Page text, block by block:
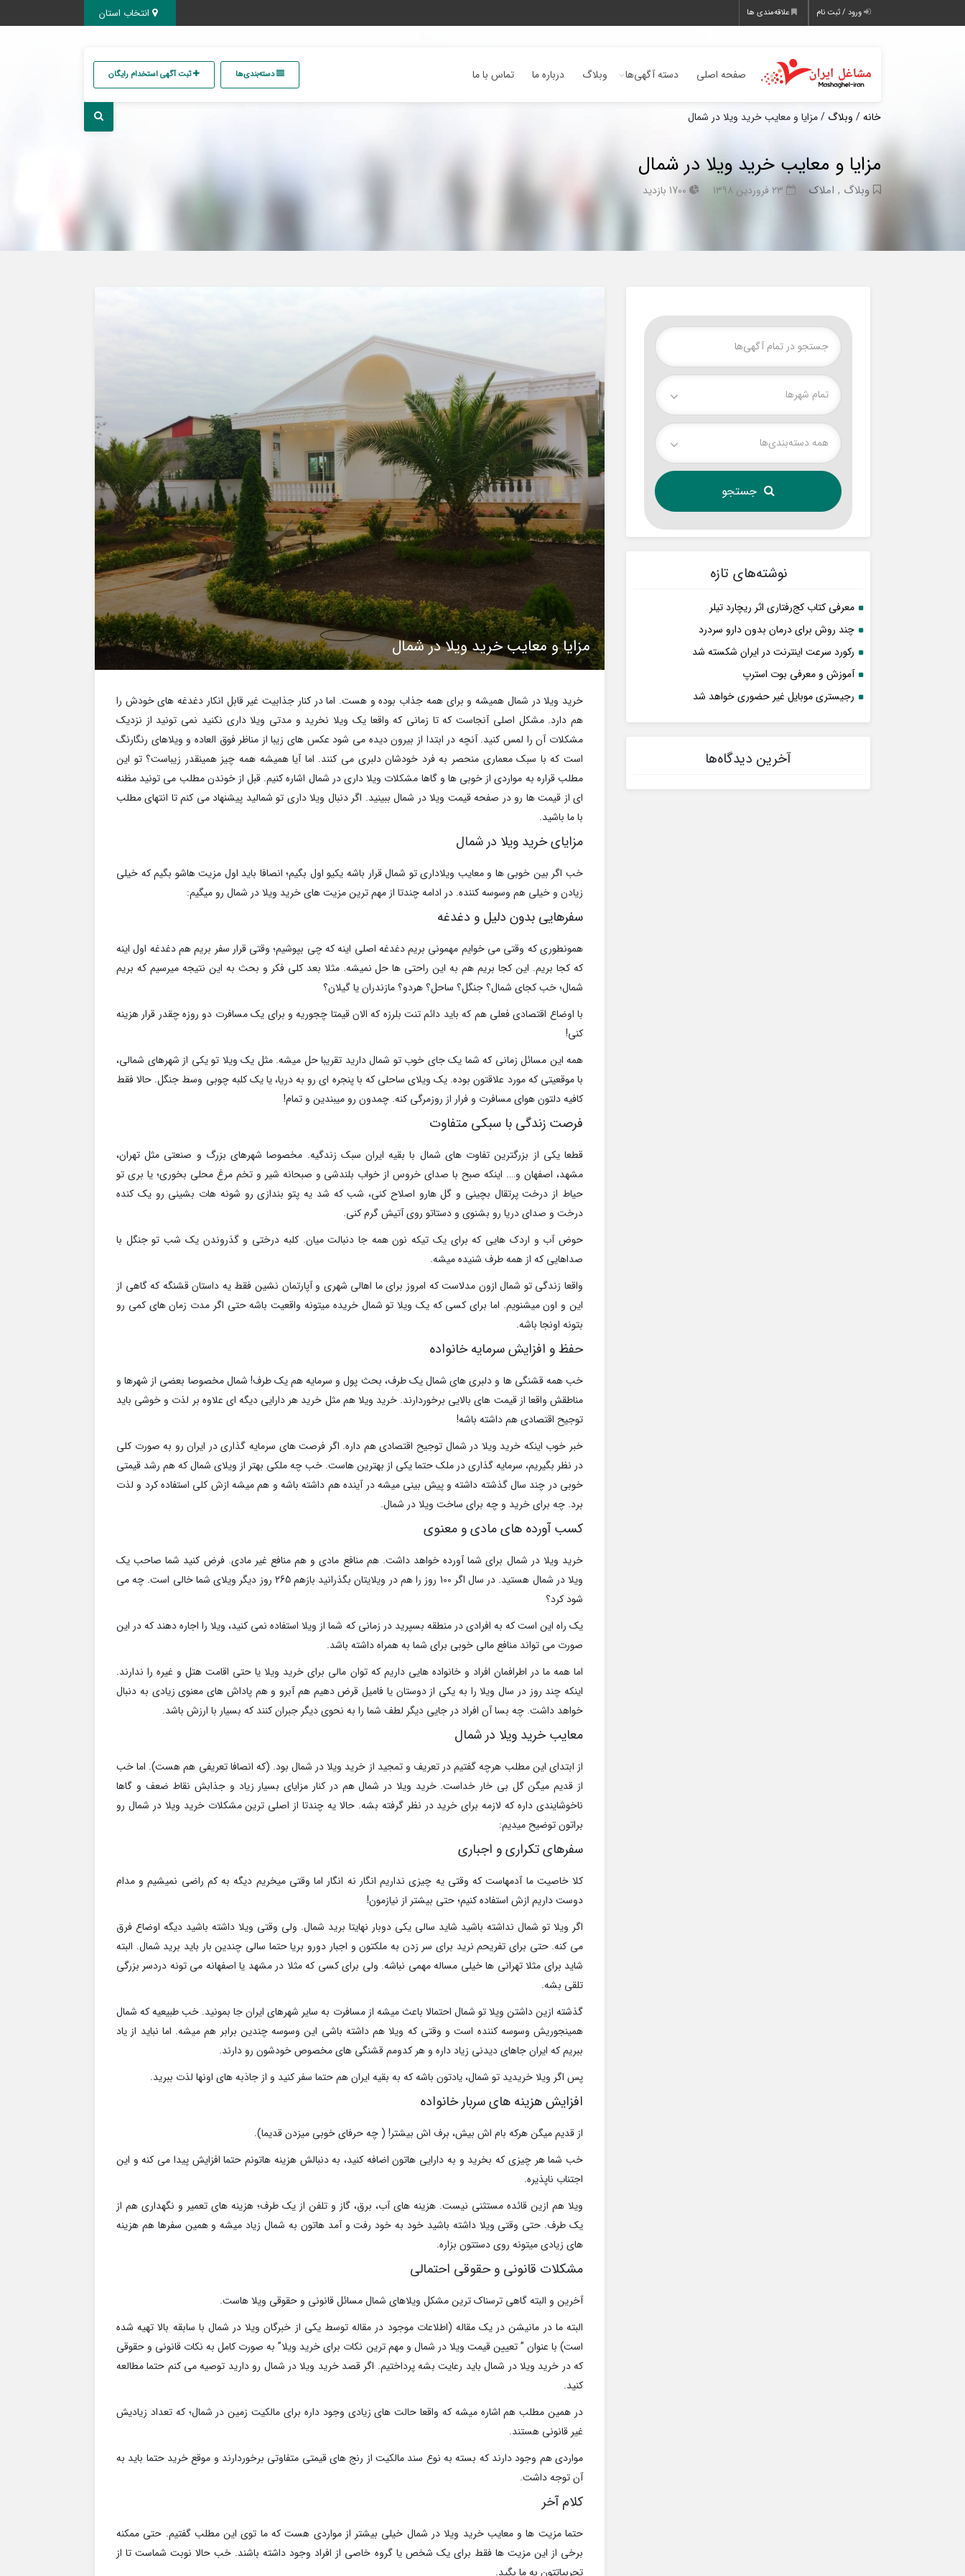
ورود / ثبت نام علاقه‌مندی ها
صفحه اصلی دسته آگهی‌ها وبلاگ درباره ما تماس با ما دسته‌بندی‌ها ثبت آگهی استخدام رایگان
خانه/ وبلاگ / مزایا و معایب خرید ویلا در شمال
مزایا و معایب خرید ویلا در شمال
وبلاگ , املاک
تمام شهر‌ها
همه دسته‌بندی‌ها
نوشته‌های تازه
معرفی کتاب کج‌رفتاری اثر ریچارد تیلر
چند روش برای درمان بدون دارو سردرد
رکورد سرعت اینترنت در ایران شکسته شد
آموزش و معرفی بوت استرپ
رجیستری موبایل غیر حضوری خواهد شد
آخرین دیدگاه‌ها
مزایا و معایب خرید ویلا در شمال
خرید ویلا در شمال همیشه و برای همه جذاب بوده و هست. اما در کنار جذابیت غیر قابل انکار دغدغه های خودش را
هم دارد. مشکل اصلی آنجاست که تا زمانی که واقعا یک ویلا نخرید و مدتی ویلا داری نکنید نمی تونید از نزدیک
مشکلات آن را لمس کنید. آنچه در ابتدا از بیرون دیده می شود عکس های زیبا از مناظر فوق العاده و ویلاهای رنگارنگ
است که با سبک معماری منحصر به فرد خودشان دلبری می کنند. اما آیا همیشه همه چیز همینقدر زیباست؟ تو این
مطلب قراره به مواردی از خوبی ها و گاها مشکلات ویلا داری در شمال اشاره کنیم. قبل از خوندن مطلب می تونید مظنه
ای از قیمت ها رو در صفحه قیمت ویلا در شمال ببینید. اگر دنبال ویلا داری تو شمالید پیشنهاد می کنم تا انتهای مطلب
با ما باشید.
مزایای خرید ویلا در شمال
خب اگر بین خوبی ها و معایب ویلاداری تو شمال قرار باشه یکیو اول بگیم؛ انصافا باید اول مزیت هاشو بگیم که خیلی
زیادن و خیلی هم وسوسه کننده. در ادامه چندتا از مهم ترین مزیت های خرید ویلا در شمال رو میگیم:
سفرهایی بدون دلیل و دغدغه
همونطوری که وقتی می خوایم مهمونی بریم دغدغه اصلی اینه که چی بپوشیم؛ وقتی قرار سفر بریم هم دغدغه اول اینه
که کجا بریم. این کجا بریم هم به این راحتی ها حل نمیشه. مثلا بعد کلی فکر و بحث به این نتیجه میرسیم که بریم
شمال؛ خب کجای شمال؟ جنگل؟ ساحل؟ هردو؟ مازندران یا گیلان؟
با اوضاع اقتصادی فعلی هم که باید دائم تنت بلرزه که الان قیمتا چجوریه و برای یک مسافرت دو روزه چقدر قرار هزینه
کنی!
همه این مسائل زمانی که شما یک جای خوب تو شمال دارید تقریبا حل میشه. مثل یک ویلا تو یکی از شهرهای شمالی،
با موقعیتی که مورد علاقتون بوده. یک ویلای ساحلی که با پنجره ای رو به دریا، یا یک کلبه چوبی وسط جنگل. حالا فقط
کافیه دلتون هوای مسافرت و فرار از روزمرگی کنه. چمدون رو میبندین و تمام!
فرصت زندگی با سبکی متفاوت
قطعا یکی از بزرگترین تفاوت های شمال با بقیه ایران سبک زندگیه. مخصوصا شهرهای بزرگ و صنعتی مثل تهران،
مشهد، اصفهان و…. اینکه صبح با صدای خروس از خواب بلندشی و صبحانه شیر و تخم مرغ محلی بخوری؛ یا بری تو
حیاط از درخت پرتقال بچینی و گل هارو اصلاح کنی، شب که شد یه پتو بندازی رو شونه هات بشینی رو یک کنده
درخت و صدای دریا رو بشنوی و دستاتو روی آتیش گرم کنی.
حوض آب و اردک هایی که برای یک تیکه نون همه جا دنبالت میان. کلبه درختی و گذروندن یک شب تو جنگل با
صداهایی که از همه طرف شنیده میشه.
واقعا زندگی تو شمال ازون مدلاست که امروز برای ما اهالی شهری و آپارتمان نشین فقط یه داستان قشنگه که گاهی از
این و اون میشنویم. اما برای کسی که یک ویلا تو شمال خریده میتونه واقعیت باشه حتی اگر مدت زمان های کمی رو
بتونه اونجا باشه.
حفظ و افزایش سرمایه خانواده
خب همه قشنگی ها و دلبری های شمال یک طرف، بحث پول و سرمایه هم یک طرف! شمال مخصوصا بعضی از شهرها و
مناطقش واقعا از قیمت های بالایی برخوردارند. خرید ویلا هم مثل خرید هر دارایی دیگه ای علاوه بر لذت و خوشی باید
توجیح اقتصادی هم داشته باشه!
خبر خوب اینکه خرید ویلا در شمال توجیح اقتصادی هم داره. اگر فرصت های سرمایه گذاری در ایران رو به صورت کلی
در نظر بگیریم، سرمایه گذاری در ملک حتما یکی از بهترین هاست. خب چه ملکی بهتر از ویلای شمال که هم رشد قیمتی
خوبی در چند سال گذشته داشته و پیش بینی میشه در آینده هم داشته باشه و هم میشه ازش کلی استفاده کرد و لذت
برد. چه برای خرید و چه برای ساخت ویلا در شمال.
کسب آورده های مادی و معنوی
خرید ویلا در شمال برای شما آورده خواهد داشت. هم منافع مادی و هم منافع غیر مادی. فرض کنید شما صاحب یک
ویلا در شمال هستید. در سال اگر 100 روز را هم در ویلایتان بگذرانید بازهم 265 روز دیگر ویلای شما خالی است. چه می
شود کرد؟
یک راه این است که به افرادی در منطقه بسپرید در زمانی که شما از ویلا استفاده نمی کنید، ویلا را اجاره دهند که در این
صورت می تواند منافع مالی خوبی برای شما به همراه داشته باشد.
اما همه ما در اطرافمان افراد و خانواده هایی داریم که توان مالی برای خرید ویلا یا حتی اقامت هتل و غیره را ندارند.
اینکه چند روز در سال ویلا را به یکی از دوستان یا فامیل قرض دهیم هم آبرو و هم پاداش های معنوی زیادی به دنبال
خواهد داشت. چه بسا آن افراد در جایی دیگر لطف شما را به نحوی دیگر جبران کنند که بسیار با ارزش باشد.
معایب خرید ویلا در شمال
از ابتدای این مطلب هرچه گفتیم در تعریف و تمجید از خرید ویلا در شمال بود. (که انصافا تعریفی هم هست). اما خب
از قدیم میگن گل بی خار خداست. خرید ویلا در شمال هم در کنار مزایای بسیار زیاد و جذابش نقاط ضعف و گاها
ناخوشایندی داره که لازمه برای خرید در نظر گرفته بشه. حالا یه چندتا از اصلی ترین مشکلات خرید ویلا در شمال رو
براتون توضیح میدیم:
سفرهای تکراری و اجباری
کلا خاصیت ما آدمهاست که وقتی یه چیزی نداریم انگار نه انگار اما وقتی میخریم دیگه به کم راضی نمیشیم و مدام
دوست داریم ازش استفاده کنیم؛ حتی بیشتر از نیازمون!
اگر ویلا تو شمال نداشته باشید شاید سالی یکی دوبار نهایتا برید شمال. ولی وقتی ویلا داشته باشید دیگه اوضاع فرق
می کنه. حتی برای تفریحم نرید برای سر زدن به ملکتون و اجبار دورو بریا حتما سالی چندین بار باید برید شمال. البته
شاید برای مثلا تهرانی ها خیلی مساله مهمی نباشه. ولی برای کسی که مثلا در مشهد یا اصفهانه می تونه دردسر بزرگی
تلقی بشه.
گذشته ازین داشتن ویلا تو شمال احتمالا باعث میشه از مسافرت به سایر شهرهای ایران جا بمونید. خب طبیعیه که شمال
همینجوریش وسوسه کننده است و وقتی که ویلا هم داشته باشی این وسوسه چندین برابر هم میشه. اما نباید از یاد
ببریم که ایران جاهای دیدنی زیاد داره و هر کدومم قشنگی های مخصوص خودشون رو دارند.
پس اگر ویلا خریدید تو شمال، یادتون باشه که به بقیه ایران هم حتما سفر کنید و از جاذبه های اونها لذت ببرید.
افزایش هزینه های سربار خانواده
از قدیم میگن هرکه بام اش بیش، برف اش بیشتر! ( چه حرفای خوبی میزدن قدیما).
خب شما هر چیزی که بخرید و به دارایی هاتون اضافه کنید، به دنبالش هزینه هاتونم حتما افزایش پیدا می کنه و این
اجتناب ناپذیره.
ویلا هم ازین قائده مستثنی نیست. هزینه های آب، برق، گاز و تلفن از یک طرف؛ هزینه های تعمیر و نگهداری هم از
یک طرف. حتی وقتی ویلا داشته باشید خود به خود رفت و آمد هاتون به شمال زیاد میشه و همین سفرها هم هزینه
های زیادی میتونه روی دستتون بزاره.
مشکلات قانونی و حقوقی احتمالی
آخرین و البته گاهی ترسناک ترین مشکل ویلاهای شمال مسائل قانونی و حقوقی ویلا هاست.
البته ما در مانیشن در یک مقاله (اطلاعات موجود در مقاله توسط یکی از خبرگان ویلا در شمال با سابقه بالا تهیه شده
است) با عنوان ” تعیین قیمت ویلا در شمال و مهم ترین نکات برای خرید ویلا” به صورت کامل به نکات قانونی و حقوقی
که در خرید ویلا در شمال باید رعایت بشه پرداختیم. اگر قصد خرید ویلا در شمال رو دارید توصیه می کنم حتما مطالعه
کنید.
در همین مطلب هم اشاره میشه که واقعا حالت های زیادی وجود داره برای مالکیت زمین در شمال؛ که تعداد زیادیش
غیر قانونی هستند.
مواردی هم وجود دارند که بسته به نوع سند مالکیت از رنج های قیمتی متفاوتی برخوردارند و موقع خرید حتما باید به
آن توجه داشت.
کلام آخر
حتما مزیت ها و معایب خرید ویلا در شمال خیلی بیشتر از مواردی هست که ما توی این مطلب گفتیم. حتی ممکنه
برخی از این مزیت ها فقط برای یک شخص یا گروه خاصی از افراد وجود داشته باشند. خب حالا نوبت شماست تا از
تجربیاتتون به ما بگید.